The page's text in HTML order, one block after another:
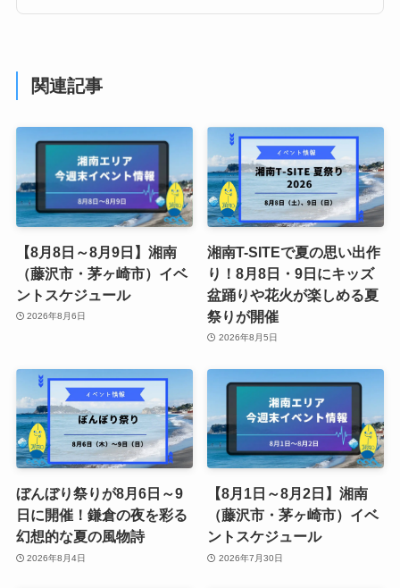
関連記事
【8月8日～8月9日】湘南
（藤沢市・茅ヶ崎市）イベ
ントスケジュール
2026年8月6日
湘南T-SITEで夏の思い出作
り！8月8日・9日にキッズ
盆踊りや花火が楽しめる夏
祭りが開催
2026年8月5日
ぼんぼり祭りが8月6日～9
日に開催！鎌倉の夜を彩る
幻想的な夏の風物詩
2026年8月4日
【8月1日～8月2日】湘南
（藤沢市・茅ヶ崎市）イベ
ントスケジュール
2026年7月30日